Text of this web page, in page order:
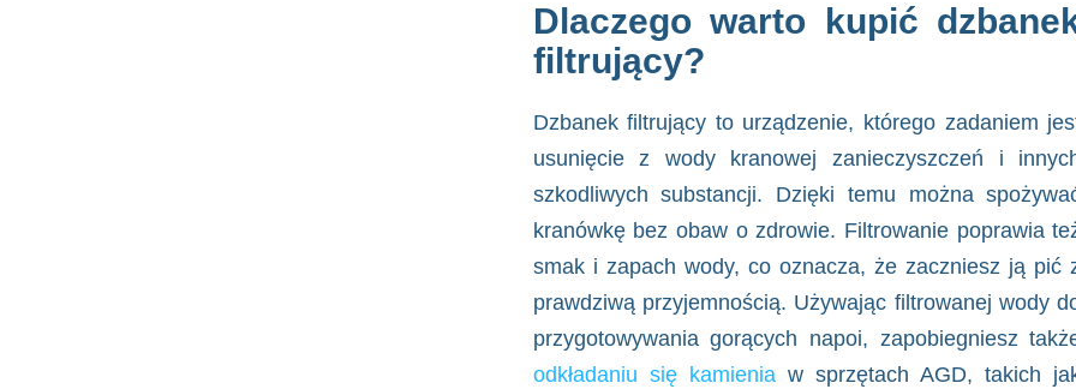
Dlaczego warto kupić
filtrujący?
Dzbanek filtrujący to urządzenie, którego zadaniem
usunięcie z wody kranowej zanieczyszczeń i
szkodliwych substancji. Dzięki temu można
kranówkę bez obaw o zdrowie. Filtrowanie poprawia
smak i zapach wody, co oznacza, że zaczniesz ją pić
prawdziwą przyjemnością. Używając filtrowanej wody
przygotowywania gorących napoi, zapobiegniesz
odkładaniu się kamieniaw sprzętach AGD, takich